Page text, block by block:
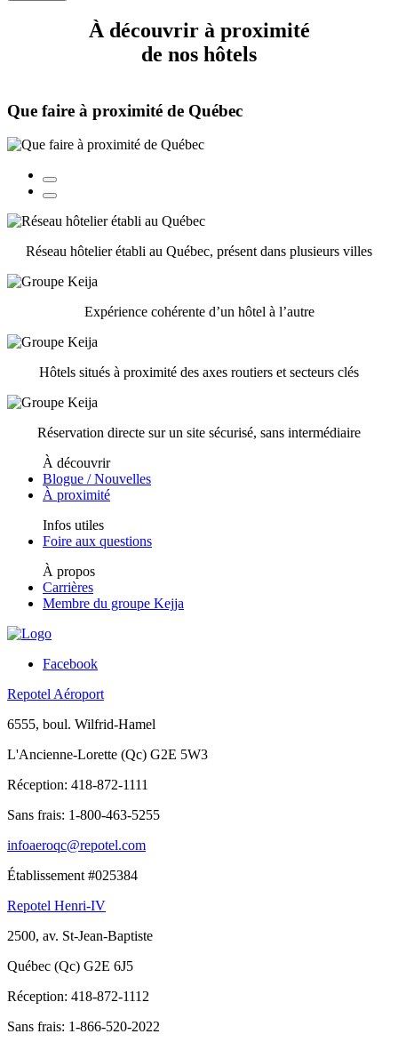
À découvrir à proximité
de nos hôtels
Que faire à proximité de Québec
Réseau hôtelier établi au Québec, présent dans plusieurs villes
Expérience cohérente d’un hôtel à l’autre
Hôtels situés à proximité des axes routiers et secteurs clés
Réservation directe sur un site sécurisé, sans intermédiaire
À découvrir
Blogue / Nouvelles
À proximité
Infos utiles
Foire aux questions
À propos
Carrières
Membre du groupe Kejja
Facebook
Repotel Aéroport
6555, boul. Wilfrid-Hamel
L'Ancienne-Lorette (Qc) G2E 5W3
Réception: 418-872-1111
Sans frais: 1-800-463-5255
infoaeroqc@repotel.com
Établissement #025384
Repotel Henri-IV
2500, av. St-Jean-Baptiste
Québec (Qc) G2E 6J5
Réception: 418-872-1112
Sans frais: 1-866-520-2022